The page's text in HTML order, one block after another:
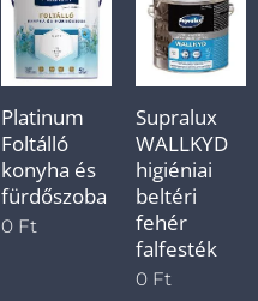
Platinum
Foltálló
konyha és
fürdőszoba
0 Ft
Supralux
WALLKYD
higiéniai
beltéri
fehér
falfesték
0 Ft